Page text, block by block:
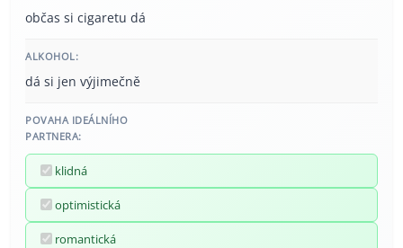
občas si cigaretu dá
ALKOHOL:
dá si jen výjimečně
POVAHA IDEÁLNÍHO
PARTNERA:
klidná
optimistická
romantická